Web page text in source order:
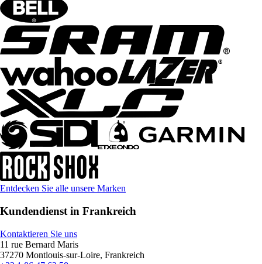
Entdecken Sie alle unsere Marken
Kundendienst in Frankreich
Kontaktieren Sie uns
11 rue Bernard Maris
37270 Montlouis-sur-Loire, Frankreich